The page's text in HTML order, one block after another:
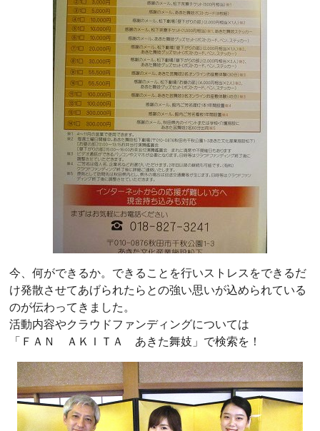
今、何ができるか。できることを行いストレスをできるだ
け発散させてあげられたらとの強い思いが込められている
のが伝わってきました。
活動内容やクラウドファンディングについては
「ＦＡＮ ＡＫＩＴＡ あきた舞妓」で検索を！